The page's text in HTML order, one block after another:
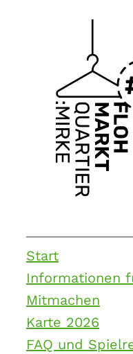
Start
Informationen
Mitmachen
Karte 2026
FAQ und